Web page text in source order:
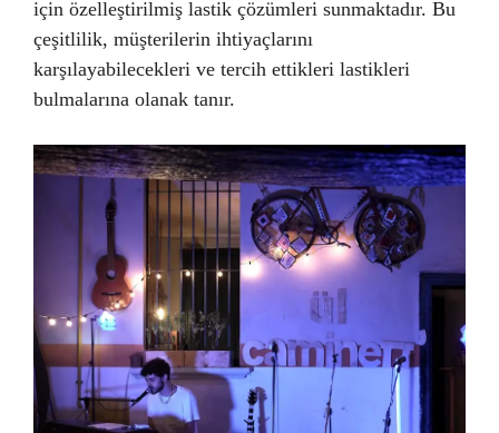
için özelleştirilmiş lastik çözümleri sunmaktadır. Bu
çeşitlilik, müşterilerin ihtiyaçlarını
karşılayabilecekleri ve tercih ettikleri lastikleri
bulmalarına olanak tanır.